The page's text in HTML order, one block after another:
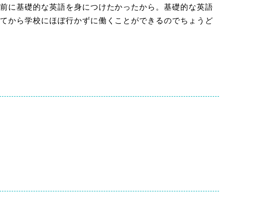
に基礎的な英語を身につけたかったから。基礎的な英語
から学校にほぼ行かずに働くことができるのでちょうど